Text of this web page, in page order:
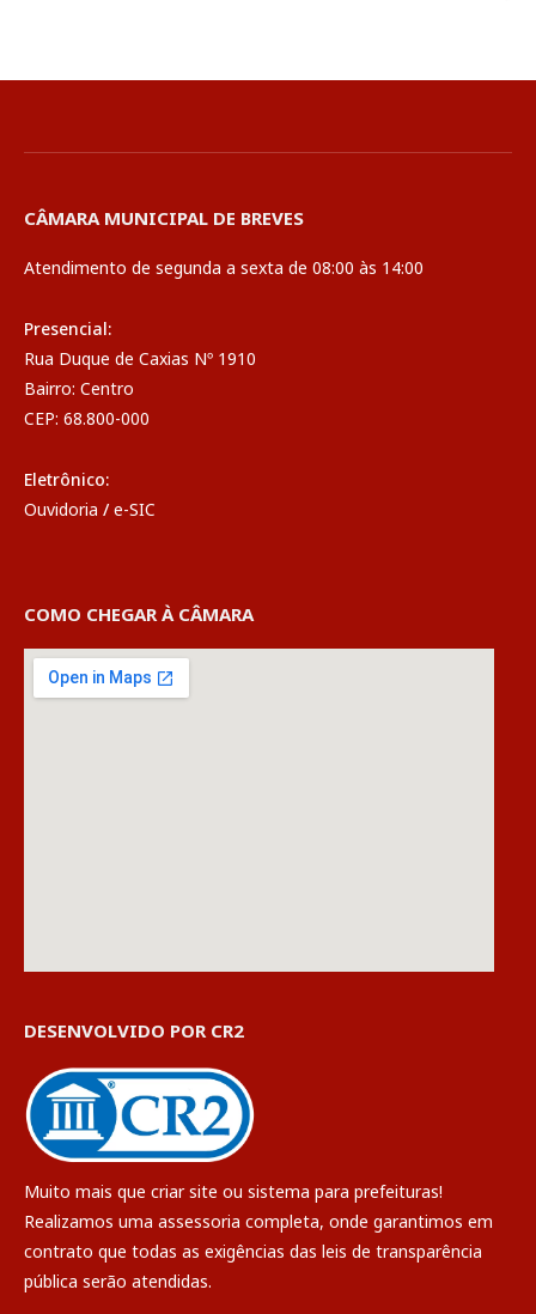
CÂMARA MUNICIPAL DE BREVES
Atendimento de segunda a sexta de 08:00 às 14:00
Presencial:
Rua Duque de Caxias Nº 1910
Bairro: Centro
CEP: 68.800-000
Eletrônico:
Ouvidoria / e-SIC
COMO CHEGAR À CÂMARA
DESENVOLVIDO POR CR2
Muito mais que criar site ou sistema para prefeituras!
Realizamos uma assessoria completa, onde garantimos em
contrato que todas as exigências das leis de transparência
pública serão atendidas.